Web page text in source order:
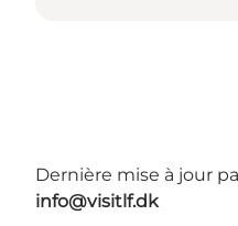
Dernière mise à jour
info@visitlf.dk